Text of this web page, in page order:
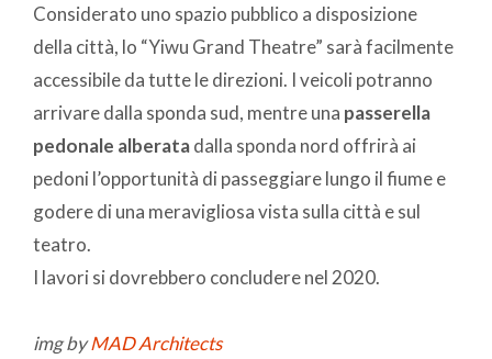
Considerato uno spazio pubblico a disposizione
della città, lo “Yiwu Grand Theatre” sarà facilmente
accessibile da tutte le direzioni. I veicoli potranno
arrivare dalla sponda sud, mentre una passerella
pedonale alberatadalla sponda nord offrirà ai
pedoni l’opportunità di passeggiare lungo il fiume e
godere di una meravigliosa vista sulla città e sul
teatro.
I lavori si dovrebbero concludere nel 2020.
img byMAD Architects